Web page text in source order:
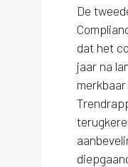
De
dat het
jaar na